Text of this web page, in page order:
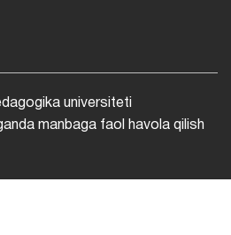
universiteti
manbaga faol havola qilish